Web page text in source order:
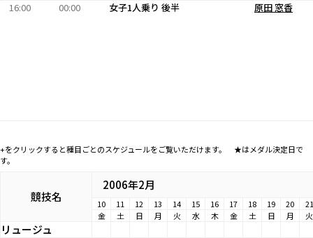
16:00
00:00 女子1人乗り 後半 原田 窓香
+をクリックすると種目ごとのスケジュールをご覧いただけます。 ★はメダル決定日で
す。
競技名
2006年2月
10 11 12 13 14 15 16 17 18 19 20
21
金
土 日 月 火 水 木 金 土 日 月 火
リュージュ